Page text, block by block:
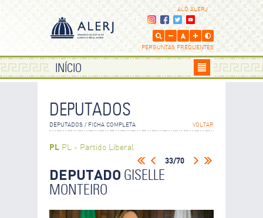
ALÔ ALERJ
PERGUNTAS FREQUENTES
INÍCIO
DEPUTADOS
DEPUTADOS / FICHA COMPLETA VOLTAR
33/70
PL PL - Partido Liberal
DEPUTADO GISELLE
MONTEIRO